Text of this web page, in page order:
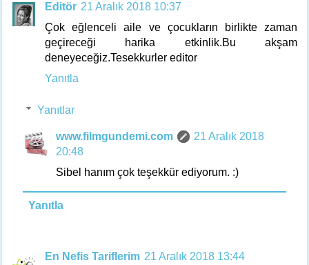
Editör 21 Aralık 2018 10:37
Çok eğlenceli aile ve çocukların birlikte zaman
geçireceği harika etkinlik.Bu akşam
deneyeceğiz.Tesekkurler editor
Yanıtla
Yanıtlar
www.filmgundemi.com
21 Aralık 2018
20:48
Sibel hanım çok teşekkür ediyorum. :)
Yanıtla
En Nefis Tariflerim 21 Aralık 2018 13:44